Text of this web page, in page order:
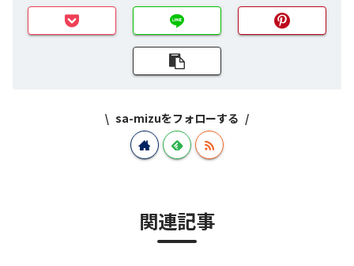
sa-mizuをフォローする
関連記事